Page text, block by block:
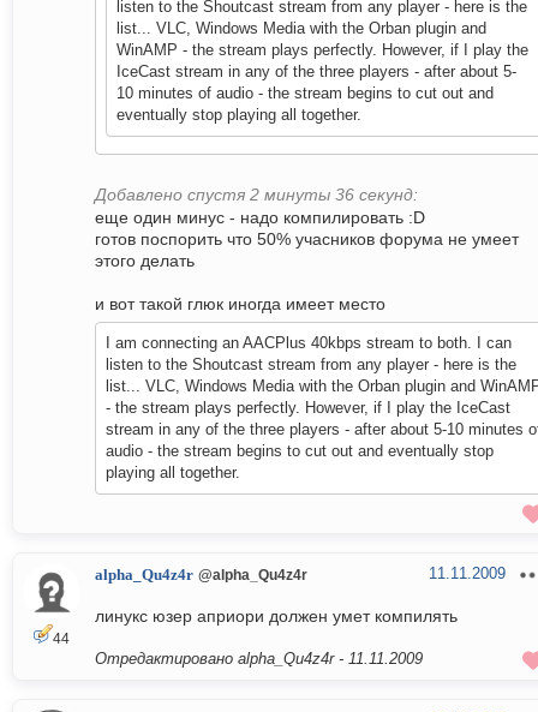
listen to the Shoutcast stream from any player - here is the
list... VLC, Windows Media with the Orban plugin and
WinAMP - the stream plays perfectly. However, if I play the
IceCast stream in any of the three players - after about 5-
10 minutes of audio - the stream begins to cut out and
eventually stop playing all together.
Добавлено спустя 2 минуты 36 секунд:
еще один минус - надо компилировать :D
готов поспорить что 50% учасников форума не умеет
этого делать
и вот такой глюк иногда имеет место
I am connecting an AACPlus 40kbps stream to both. I can
listen to the Shoutcast stream from any player - here is the
list... VLC, Windows Media with the Orban plugin and
- the stream plays perfectly. However, if I play the IceCast
stream in any of the three players - after about 5-10 minutes
audio - the stream begins to cut out and eventually stop
playing all together.
44
alpha_Qu4z4r @alpha_Qu4z4r 11.11.2009
линукс юзер априори должен умет компилять
Отредактировано alpha_Qu4z4r - 11.11.2009